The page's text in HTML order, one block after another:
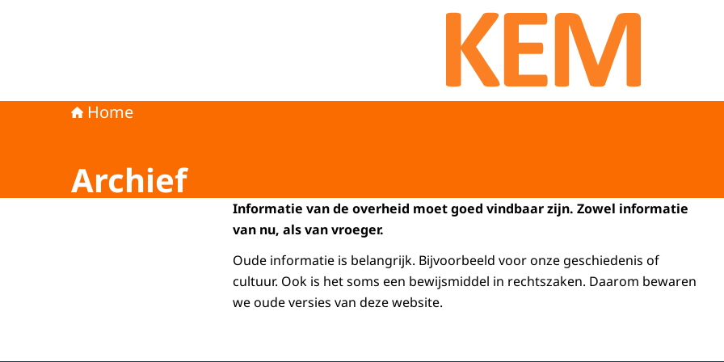
Naar de homepage van KEM programma
Home
Archief
Informatie van de overheid moet goed vindbaar zijn. Zowel informatie
van nu, als van vroeger.
Oude informatie is belangrijk. Bijvoorbeeld voor onze geschiedenis of
cultuur. Ook is het soms een bewijsmiddel in rechtszaken. Daarom bewaren
we oude versies van deze website.